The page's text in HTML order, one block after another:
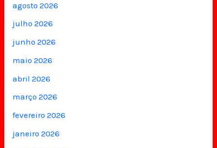
agosto 2026
julho 2026
junho 2026
maio 2026
abril 2026
março 2026
fevereiro 2026
janeiro 2026